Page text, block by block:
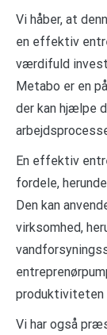
Vi håber, at
en effektiv
værdifuld
Metabo er en
der kan hjælpe
En effektiv
fordele,
Den kan
virksomhed,
produktiviteten
Vi har også